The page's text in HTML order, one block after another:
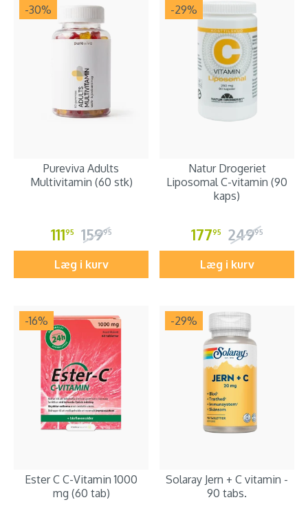
-30%
Pureviva Adults
Multivitamin (60 stk)
11195 15995
Læg i kurv
-29%
Natur Drogeriet
Liposomal C-vitamin (90
kaps)
17795 24995
Læg i kurv
-16%
Ester C C-Vitamin 1000
mg (60 tab)
-29%
Solaray Jern + C vitamin -
90 tabs.